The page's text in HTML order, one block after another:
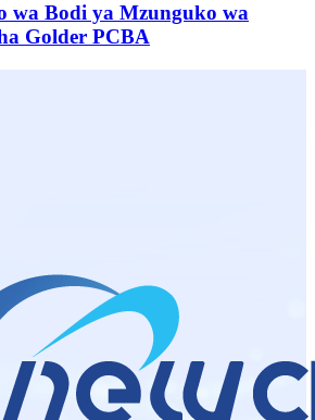
wa Bodi ya Mzunguko wa
Golder PCBA